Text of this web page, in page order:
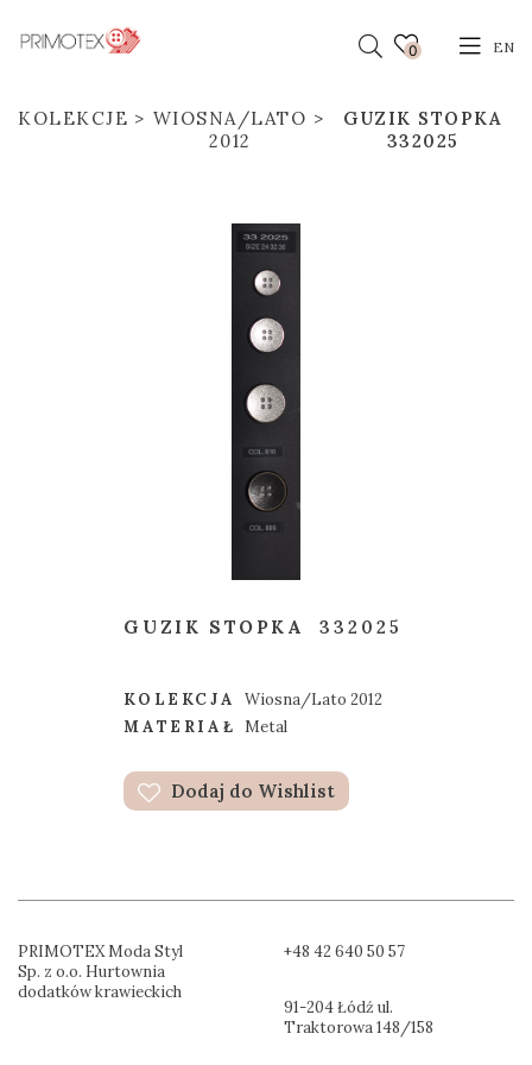
0 EN
KOLEKCJE
WIOSNA/LATO
2012
GUZIK STOPKA
332025
GUZIK STOPKA 332025
KOLEKCJA
Wiosna/Lato 2012
MATERIAŁ Metal
Dodaj do Wishlist
PRIMOTEX Moda Styl
Sp. z o.o. Hurtownia
dodatków krawieckich
+48 42 640 50 57
91-204 Łódź ul.
Traktorowa 148/158